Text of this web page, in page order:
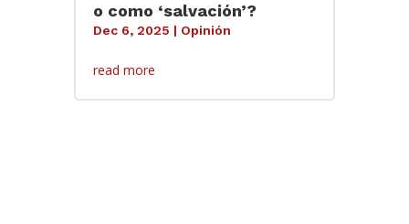
o como ‘salvación’?
Dec 6, 2025 | Opinión
read more